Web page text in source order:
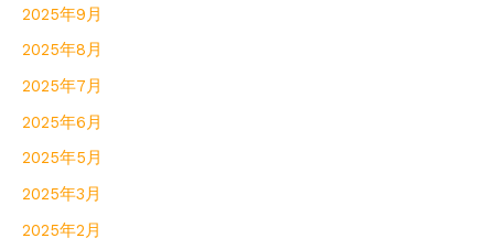
2025年9月
2025年8月
2025年7月
2025年6月
2025年5月
2025年3月
2025年2月